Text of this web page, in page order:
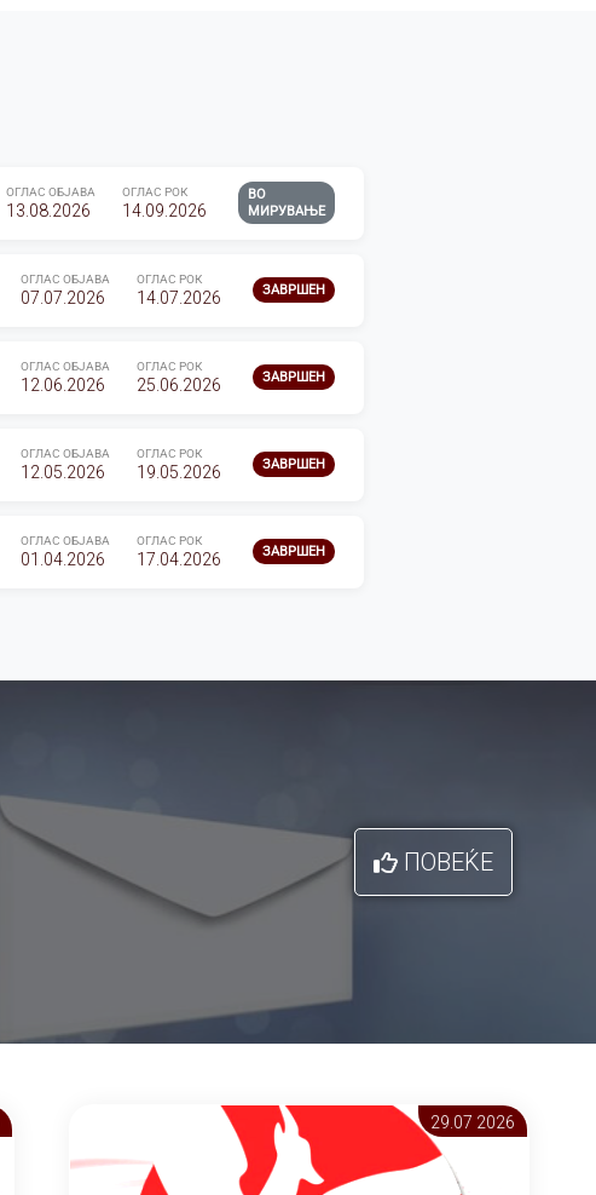
ОГЛАС ОБЈАВА
13.08.2026
ОГЛАС РОК
14.09.2026
ВО
МИРУВАЊЕ
ОГЛАС ОБЈАВА
07.07.2026
ОГЛАС РОК
14.07.2026 ЗАВРШЕН
ОГЛАС ОБЈАВА
12.06.2026
ОГЛАС РОК
25.06.2026 ЗАВРШЕН
ОГЛАС ОБЈАВА
12.05.2026
ОГЛАС РОК
19.05.2026 ЗАВРШЕН
ОГЛАС ОБЈАВА
01.04.2026
ОГЛАС РОК
17.04.2026 ЗАВРШЕН
ПОВЕЌЕ
29.07 2026